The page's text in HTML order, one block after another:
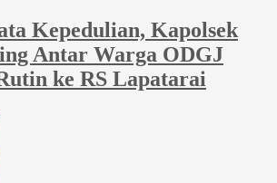
Kepedulian, Kapolsek
Antar Warga ODGJ
ke RS Lapatarai